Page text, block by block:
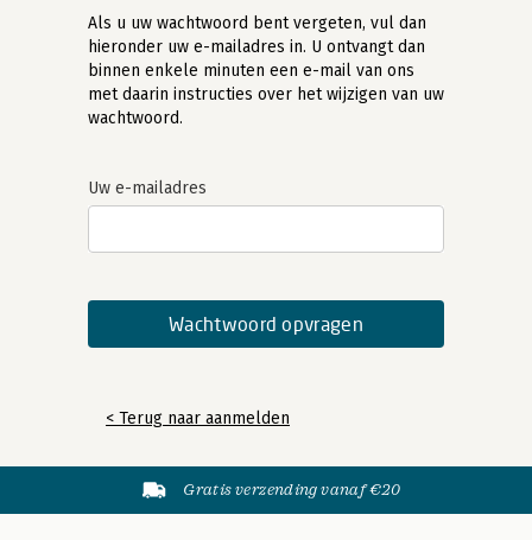
Als u uw wachtwoord bent vergeten, vul dan
hieronder uw e-mailadres in. U ontvangt dan
binnen enkele minuten een e-mail van ons
met daarin instructies over het wijzigen van uw
wachtwoord.
Uw e-mailadres
< Terug naar aanmelden
Gratis verzending vanaf €20